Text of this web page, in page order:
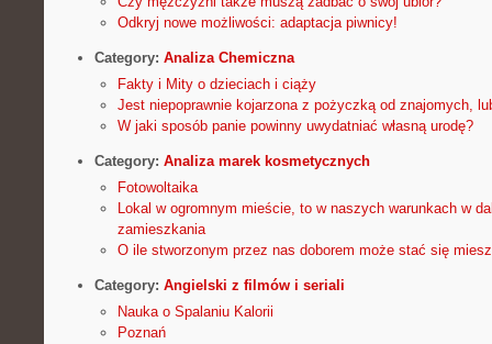
Odkryj nowe możliwości: adaptacja piwnicy!
Category: Analiza Chemiczna
Fakty i Mity o dzieciach i ciąży
Jest niepoprawnie kojarzona z pożyczką od znajomych,
W jaki sposób panie powinny uwydatniać własną urodę?
Category: Analiza marek kosmetycznych
Fotowoltaika
Lokal w ogromnym mieście, to w naszych warunkach w
zamieszkania
O ile stworzonym przez nas doborem może stać się
Category: Angielski z filmów i seriali
Nauka o Spalaniu Kalorii
Poznań